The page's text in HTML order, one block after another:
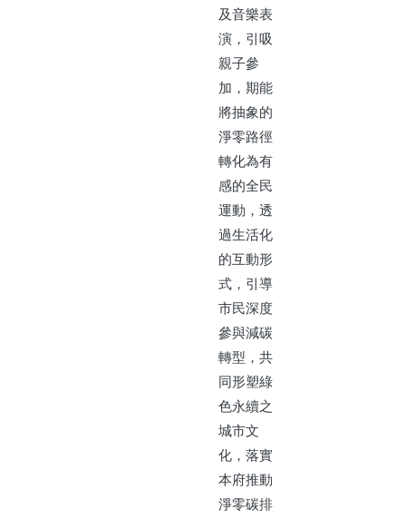
及音樂表
演，引吸
親子參
加，期能
將抽象的
淨零路徑
轉化為有
感的全民
運動，透
過生活化
的互動形
式，引導
市民深度
參與減碳
轉型，共
同形塑綠
色永續之
城市文
化，落實
本府推動
淨零碳排